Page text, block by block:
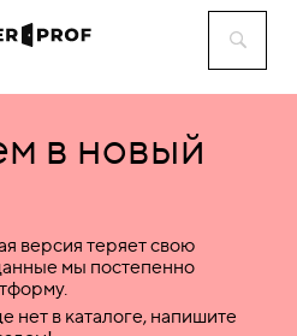
в новый
версия теряет свою
мы постепенно
нет в каталоге, напишите